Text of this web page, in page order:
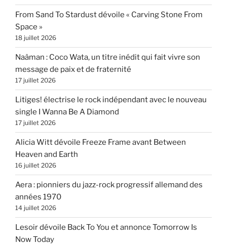
From Sand To Stardust dévoile « Carving Stone From
Space »
18 juillet 2026
Naâman : Coco Wata, un titre inédit qui fait vivre son
message de paix et de fraternité
17 juillet 2026
Litiges! électrise le rock indépendant avec le nouveau
single I Wanna Be A Diamond
17 juillet 2026
Alicia Witt dévoile Freeze Frame avant Between
Heaven and Earth
16 juillet 2026
Aera : pionniers du jazz-rock progressif allemand des
années 1970
14 juillet 2026
Lesoir dévoile Back To You et annonce Tomorrow Is
Now Today